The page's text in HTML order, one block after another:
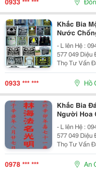
Khắc Bia
Nước
Khắc Bài
- L Iên Hệ :
577 049 Diệu Đá Phong Thủy Thiên Nhiên Thiên Long
Thọ Tư
0933 *** *** Hồ
Khắc Bia
Người Hoa
- L Iên Hệ :
577 049 Diệu Đá Phong Thủy Thiên Nhiên Thiên Long
Thọ Tư Vấn Đặt Hàng - Giao H Àng Tại Nơi - Tư Vấn
Thiết Kế Xây Dựng
0978 *** *** An